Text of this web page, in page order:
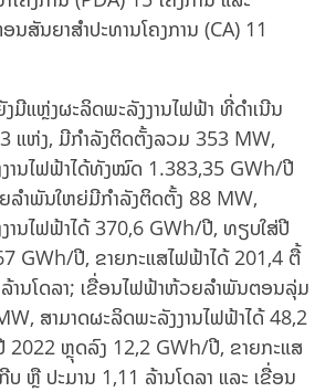
ນສັນຍາສໍາປະທານໂຄງການ (CA) 11
ແຫຼ່ງຜະລິດພະລັງງານໄຟຟ້າ ທີ່ດຳເນີນ
ແຫ່ງ, ມີກໍາລັງຕິດຕັ້ງລວມ 353 MW,
ານໄຟຟ້າໄດ້ທັງໝົດ 1.383,35 GWh/ປີ
ລຳພັນໃຫຍ່ມີກຳລັງຕິດຕັ້ງ 88 MW,
ານໄຟຟ້າໄດ້ 370,6 GWh/ປີ, ທຽບໃສ່ປີ
GWh/ປີ, ຂາຍກະແສໄຟຟ້າໄດ້ 201,4 ຕື້
ານໂດລາ; ເຂື່ອນໄຟຟ້າຫ້ວຍລຳພັນຕອນລຸ່ມ
ສາມາດຜະລິດພະລັງງານໄຟຟ້າໄດ້ 48,2
2022 ຫຼຸດລົງ 12,2 GWh/ປີ, ຂາຍກະແສ
ຫຼື ປະມານ 1,11 ລ້ານໂດລາ ແລະ ເຂື່ອນ